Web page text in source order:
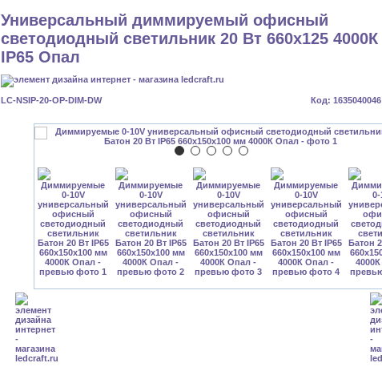
Универсальный диммируемый офисный
светодиодный светильник 20 Вт 660x125 4000К
IP65 Опал
Код: 1635040046
LC-NSIP-20-OP-DIM-DW